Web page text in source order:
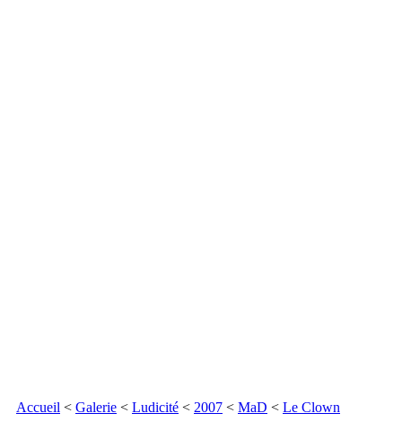
Accueil < Galerie < Ludicité < 2007 < MaD < Le Clown